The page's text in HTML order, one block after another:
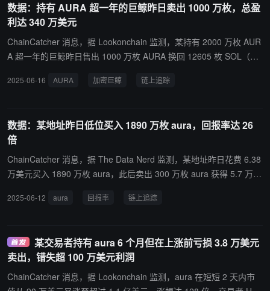
希望实现硬件设备多样化”。
数据：持有 AURA 超一年的巨鲸昨日卖出 1000 万枚，总盈
利达 340 万美元
ChainCatcher 消息，据 Lookonchain 监测，某持有 2000 万枚 AUR
A 超一年的巨鲸昨日售出 1000 万枚 AURA 换回 12605 枚 SOL（约
（约 180 万美元）。
2025-06-16 AURA 加密巨鲸 链上追踪
数据：某地址昨日低位买入 1890 万枚 aura，回报率达 26
倍
ChainCatcher 消息，据 The Data Nerd 监测，某地址昨日花费 6.38
万美元买入 1890 万枚 aura，此后卖出 300 万枚 aura 获得 5.7 万美
达 26 倍。
2025-06-12 aura 回报率 链上追踪
某交易者持有 aura 6 个月但在上涨前亏损 3.8 万美元
卖出，错失超 100 万美元利润
ChainCatcher 消息，据 Lookonchain 监测，aura 在短短 2 天内市